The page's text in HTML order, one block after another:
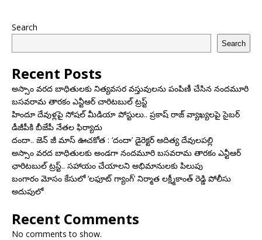
Search
Search
Recent Posts
అస్సాం వరద బాధితులకు నిత్యవసర వస్తువులను పంపిణీ చేసిన నందమూరి
బసవరామ తారకం ఎన్టీఆర్ చారిటబుల్ ట్రస్ట్
హిందూ దేవుళ్లపై సోషల్ మీడియా పోస్టులు.. ప్రకాష్ రాజ్ వ్యాఖ్యలపై సైబర్
డీజీపీకి బీజేపీ నేతల ఫిర్యాదు
దందా.. జెన్ జీ మాస్ ఊచకోత : ‘దందా’ డైరెక్ట‌ర్ ఆదిత్య దేవులపల్లి
అస్సాం వరద బాధితులకు అండగా నందమూరి బసవరామ తారకం ఎన్టీఆర్
ఛారిటబుల్ ట్రస్ట్.. సహాయం చేయాలని అభిమానులకు పిలుపు
బంగారం మోసం కేసులో ‘లఫూట్ గ్యాంగ్’ నిర్మాత లక్ష్మీకాంత్ రెడ్డి పోలీసు
అదుపులో
Recent Comments
No comments to show.